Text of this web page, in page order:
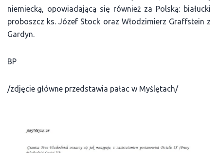
niemiecką, opowiadającą się również za Polską: białucki
proboszcz ks. Józef Stock oraz Włodzimierz Graffstein z
Gardyn.
BP
/zdjęcie główne przedstawia pałac w Myślętach/